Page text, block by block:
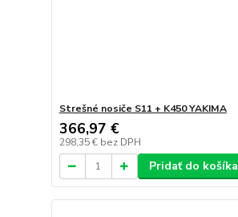
Strešné nosiče S11 + K450 YAKIMA
366,97 €
298,35 € bez DPH
Pridať do košíka